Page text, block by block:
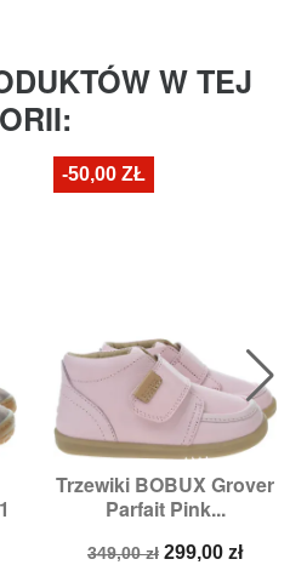
W TEJ
Trzewiki BOBUX Grover
Parfait Pink...
Cena
349,00 zł Cena
299,00 zł
-50,00 ZŁ